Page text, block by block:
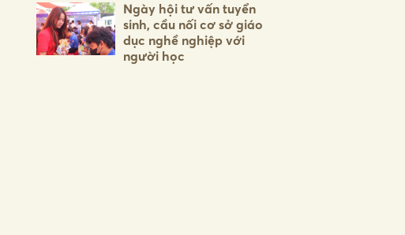
Ngày hội tư vấn tuyển
sinh, cầu nối cơ sở giáo
dục nghề nghiệp với
người học
Gửi